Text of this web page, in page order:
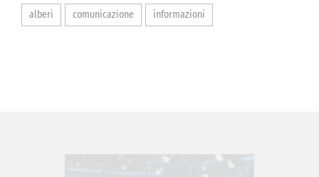
alberi comunicazione informazioni